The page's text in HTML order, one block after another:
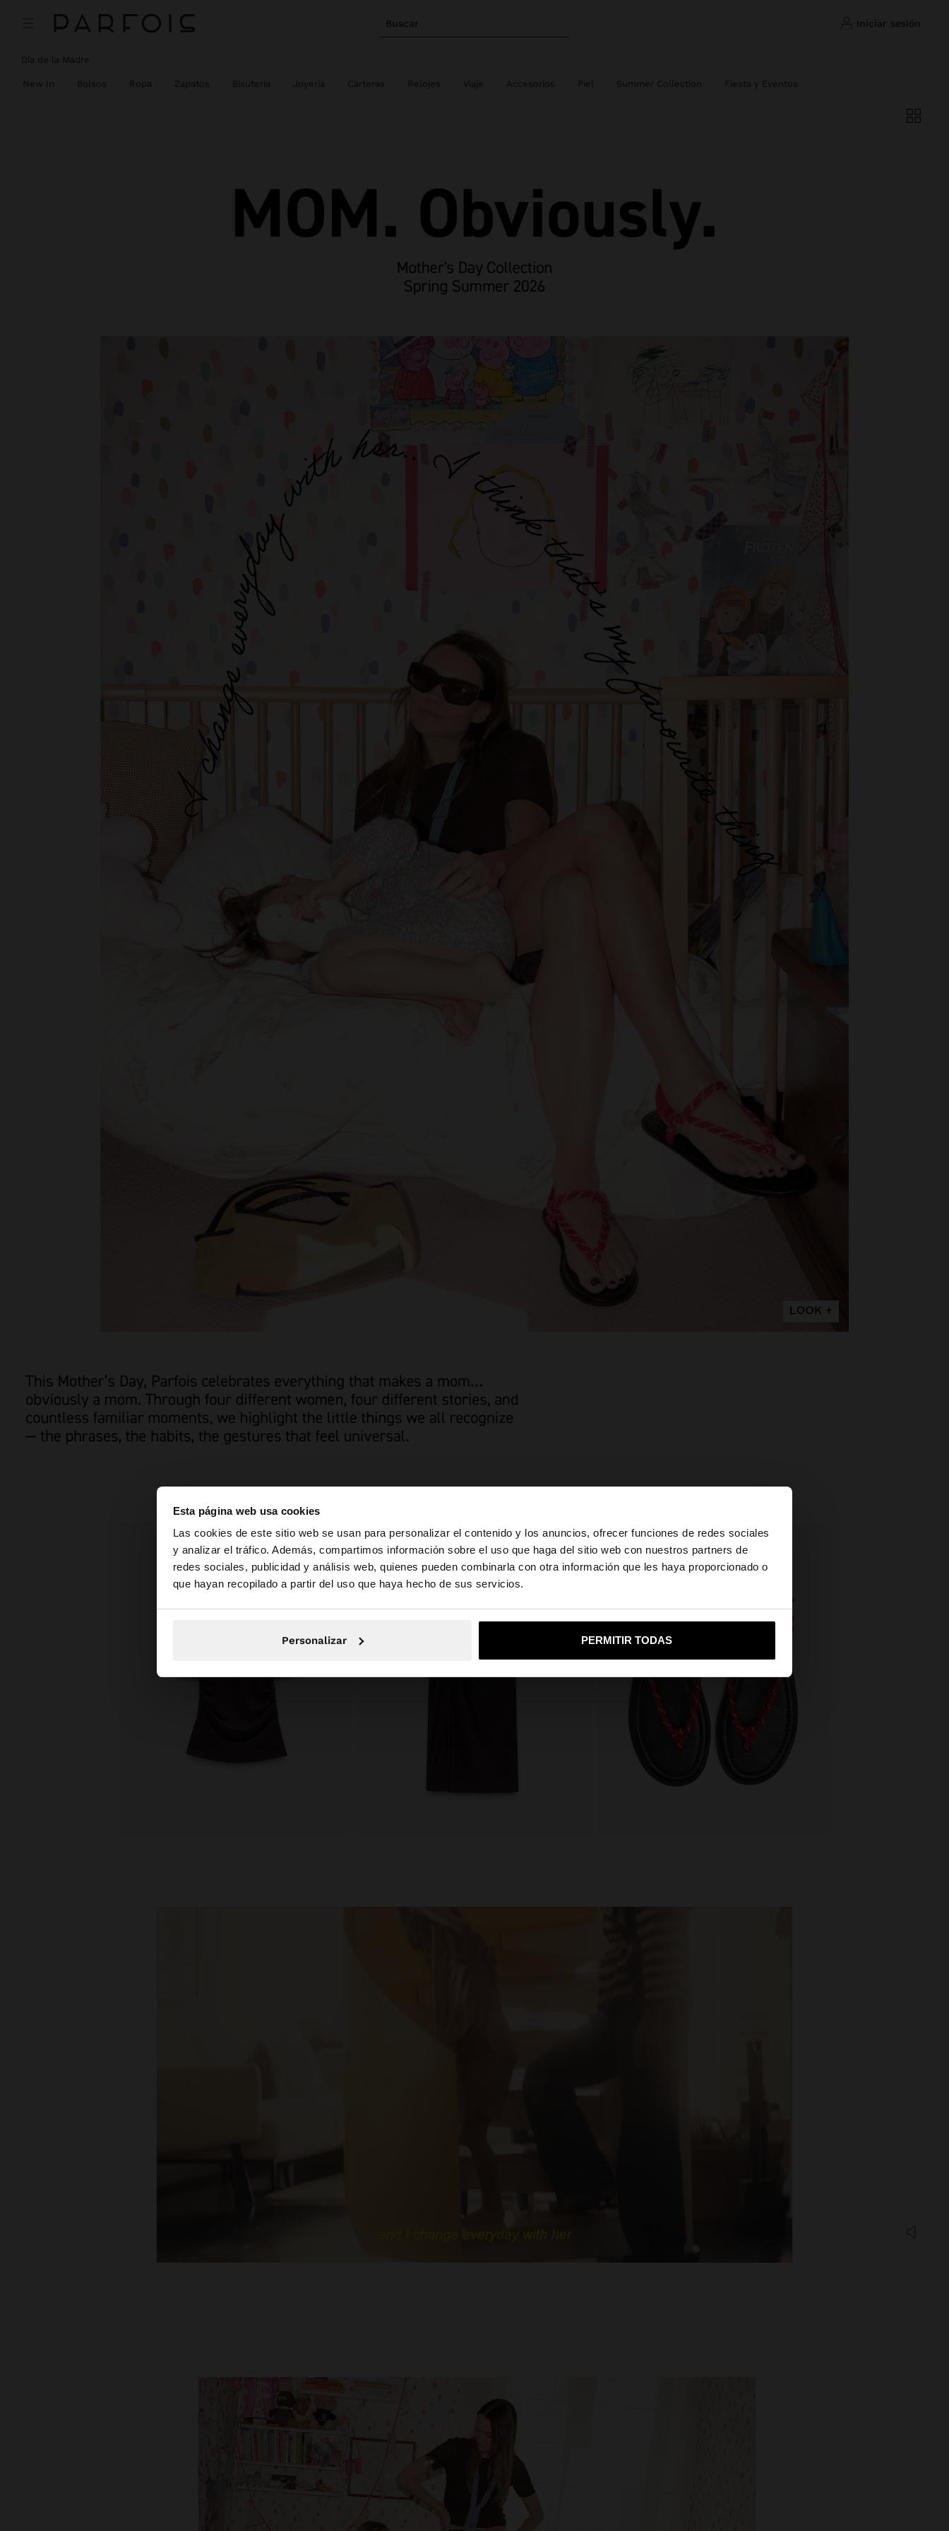
Esta página web usa cookies
Las cookies de este sitio web se usan para personalizar el contenido y los anuncios, ofrecer funciones de redes sociales
y analizar el tráfico. Además, compartimos información sobre el uso que haga del sitio web con nuestros partners de
redes sociales, publicidad y análisis web, quienes pueden combinarla con otra información que les haya proporcionado o
que hayan recopilado a partir del uso que haya hecho de sus servicios.
Personalizar PERMITIR TODAS
Buscar iniciar sesión
hola ×
Estás accediendo a la web de Dominican Republic. ¿Quieres ir a la web de United States?
No, continuar en la web de Dominican Republic Sí, llévame a United States
Día de la Madre
New In Bolsos Ropa Zapatos Bisutería Joyería Carteras Relojes Viaje Accesorios Piel Summer Collection Fiesta y Eventos